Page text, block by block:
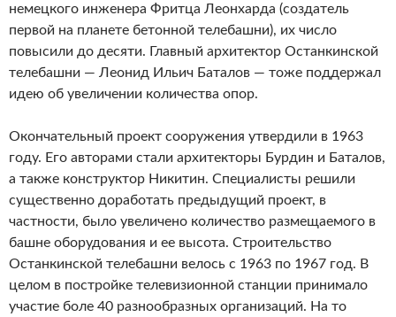
немецкого инженера Фритца Леонхарда (создатель
первой на планете бетонной телебашни), их число
повысили до десяти. Главный архитектор Останкинской
телебашни — Леонид Ильич Баталов — тоже поддержал
идею об увеличении количества опор.
Окончательный проект сооружения утвердили в 1963
году. Его авторами стали архитекторы Бурдин и Баталов,
а также конструктор Никитин. Специалисты решили
существенно доработать предыдущий проект, в
частности, было увеличено количество размещаемого в
башне оборудования и ее высота. Строительство
Останкинской телебашни велось с 1963 по 1967 год. В
целом в постройке телевизионной станции принимало
участие боле 40 разнообразных организаций. На то